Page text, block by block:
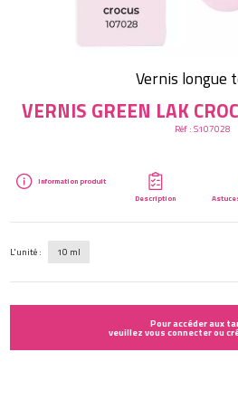
Vernis longue
VERNIS GREEN LAK
Réf :S107028
Information produit
Description
L'unité : 10 ml
Pour accéder aux
veuillez vous connecter ou